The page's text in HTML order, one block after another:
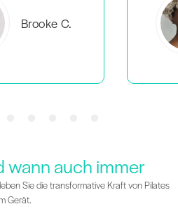
Everlea B.
wann auch immer
Sie die transformative Kraft von Pilates
Gerät.